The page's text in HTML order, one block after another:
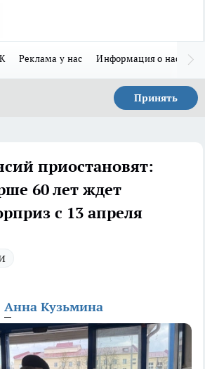
Реклама у нас Информация о нас
Принять
приостановят:
60 лет ждет
с 13 апреля
Анна Кузьмина